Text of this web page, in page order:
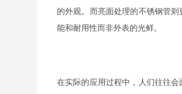
的外观。而亮面处理的不锈钢管
能和耐用性而非外表的光鲜。
在实际的应用过程中，人们往往